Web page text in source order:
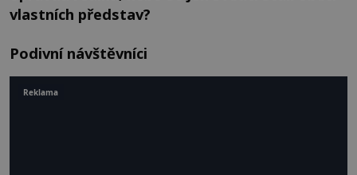
vlastních představ?
Podivní návštěvníci
Reklama